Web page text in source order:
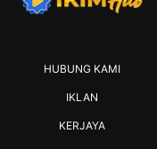
HUBUNG KAMI
IKLAN
KERJAYA